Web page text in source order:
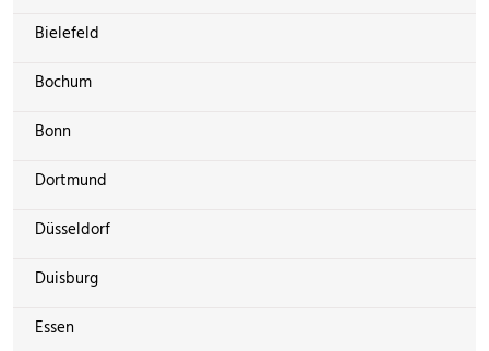
Bielefeld
Bochum
Bonn
Dortmund
Düsseldorf
Duisburg
Essen